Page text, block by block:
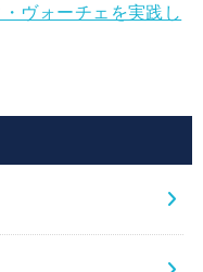
ヴォーチェを実践し